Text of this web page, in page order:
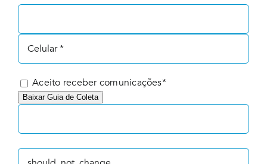
Aceito receber comunicações*
Baixar Guia de Coleta